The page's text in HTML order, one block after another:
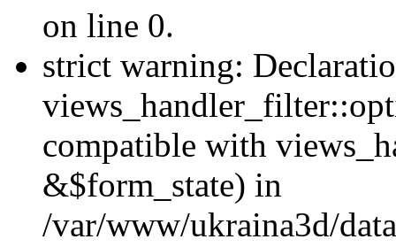
on line 0.
strict warning:
compatible with
&$form_state) in
/var/www/ukraina3d/